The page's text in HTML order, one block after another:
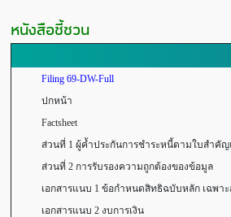
หนังสือชี้ชวน
Filing 69-DW-Full
ปกหน้า
Factsheet
ส่วนที่ 1 ผู้ค้ำประกันการชำระหนี้ตามใบสำคัญแ
ส่วนที่ 2 การรับรองความถูกต้องของข้อมูล
เอกสารแนบ 1 ข้อกำหนดสิทธิฉบับหลัก เฉพาะ
เอกสารแนบ 2 งบการเงิน